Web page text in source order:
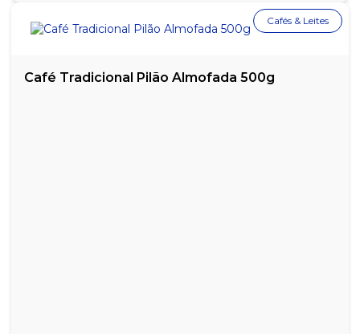
Café Tradicional Pilão Almofada 500g
Cafés & Leites